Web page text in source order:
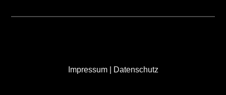
Impressum| Datenschutz